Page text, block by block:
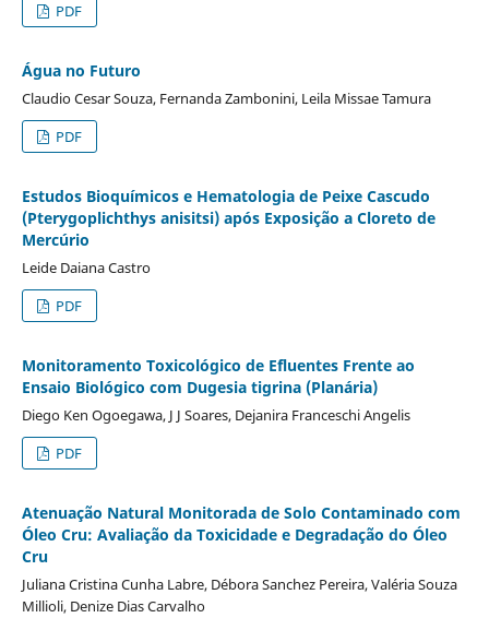
PDF
Água no Futuro
Claudio Cesar Souza, Fernanda Zambonini, Leila Missae Tamura
PDF
Estudos Bioquímicos e Hematologia de Peixe Cascudo
(Pterygoplichthys anisitsi) após Exposição a Cloreto de
Mercúrio
Leide Daiana Castro
PDF
Monitoramento Toxicológico de Efluentes Frente ao
Ensaio Biológico com Dugesia tigrina (Planária)
Diego Ken Ogoegawa, J J Soares, Dejanira Franceschi Angelis
PDF
Atenuação Natural Monitorada de Solo Contaminado com
Óleo Cru: Avaliação da Toxicidade e Degradação do Óleo
Cru
Juliana Cristina Cunha Labre, Débora Sanchez Pereira, Valéria Souza
Millioli, Denize Dias Carvalho